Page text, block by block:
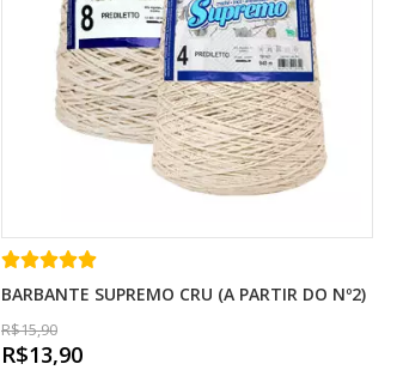
BARBANTE SUPREMO CRU (A PARTIR DO Nº2)
R$15,90
R$13,90